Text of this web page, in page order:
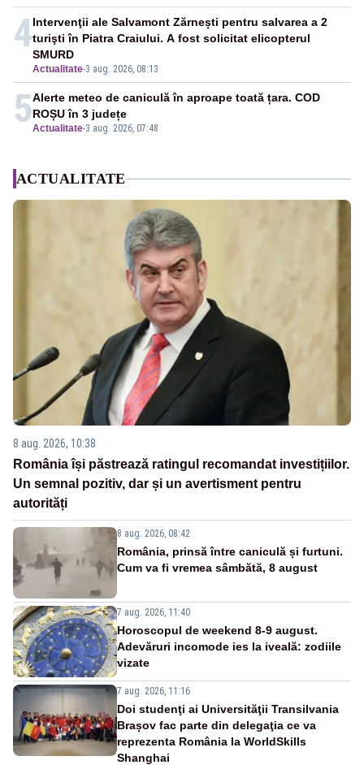
4
Actualitate-3 aug. 2026, 08:13
Intervenţii ale Salvamont Zărnești pentru salvarea a 2
turişti în Piatra Craiului. A fost solicitat elicopterul
SMURD
5Actualitate-3 aug. 2026, 07:48
Alerte meteo de caniculă în aproape toată țara. COD
ROȘU în 3 județe
ACTUALITATE
8 aug. 2026, 10:38
România își păstrează ratingul recomandat investițiilor.
Un semnal pozitiv, dar și un avertisment pentru
autorități
8 aug. 2026, 08:42
România, prinsă între caniculă și furtuni.
Cum va fi vremea sâmbătă, 8 august
7 aug. 2026, 11:40
Horoscopul de weekend 8-9 august.
Adevăruri incomode ies la iveală: zodiile
vizate
7 aug. 2026, 11:16
Doi studenţi ai Universităţii Transilvania
Brașov fac parte din delegaţia ce va
reprezenta România la WorldSkills
Shanghai